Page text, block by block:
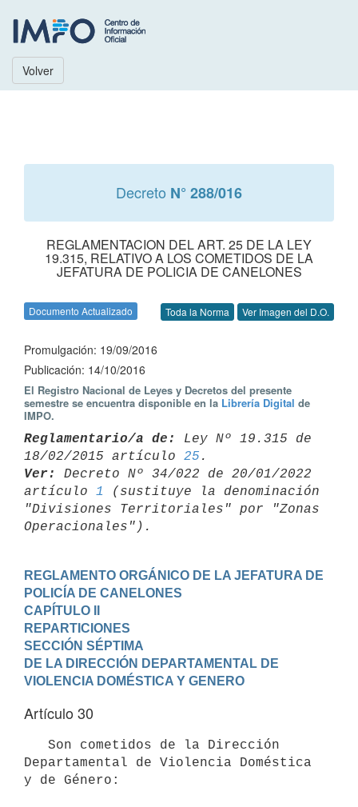
Volver
Decreto N° 288/016
REGLAMENTACION DEL ART. 25 DE LA LEY
19.315, RELATIVO A LOS COMETIDOS DE LA
JEFATURA DE POLICIA DE CANELONES
Documento Actualizado Toda la Norma Ver Imagen del D.O.
Promulgación: 19/09/2016
Publicación: 14/10/2016
El Registro Nacional de Leyes y Decretos del presente
semestre se encuentra disponible en la Librería Digital de
IMPO.
Reglamentario/a de:
Ley Nº 19.315 de
18/02/2015 artículo 25
Ver:
Decreto Nº 34/022 de 20/01/2022
artículo 1
(sustituye la denominación
"Divisiones Territoriales" por "Zonas
REGLAMENTO ORGÁNICO DE LA JEFATURA DE
POLICÍA DE CANELONES
CAPÍTULO II
REPARTICIONES
SECCIÓN SÉPTIMA
DE LA DIRECCIÓN DEPARTAMENTAL DE
VIOLENCIA DOMÉSTICA Y GENERO
Artículo 30
Departamental de Violencia Doméstica
y de Género: